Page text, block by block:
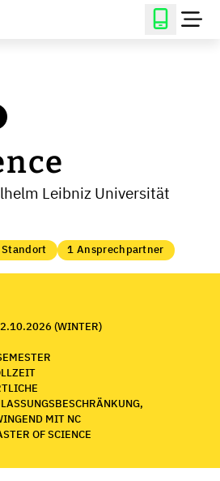
Leibniz Universität
Standort 1 Ansprechpartner
(WINTER)
MIT NC
OF SCIENCE